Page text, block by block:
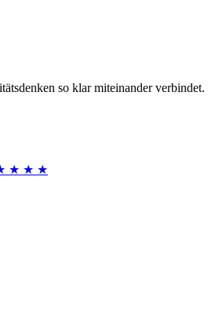
so klar miteinander verbindet.
★ ★ ★